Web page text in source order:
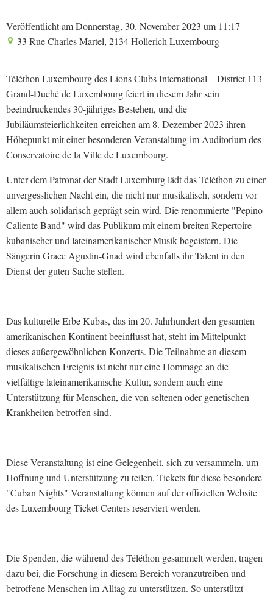
Veröffentlicht am Donnerstag, 30. November 2023 um 11:17
33 Rue Charles Martel, 2134 Hollerich Luxembourg
Téléthon Luxembourg des Lions Clubs International – District 113
Grand-Duché de Luxembourg feiert in diesem Jahr sein
beeindruckendes 30-jähriges Bestehen, und die
Jubiläumsfeierlichkeiten erreichen am 8. Dezember 2023 ihren
Höhepunkt mit einer besonderen Veranstaltung im Auditorium des
Conservatoire de la Ville de Luxembourg.
Unter dem Patronat der Stadt Luxemburg lädt das Téléthon zu einer
unvergesslichen Nacht ein, die nicht nur musikalisch, sondern vor
allem auch solidarisch geprägt sein wird. Die renommierte "Pepino
Caliente Band" wird das Publikum mit einem breiten Repertoire
kubanischer und lateinamerikanischer Musik begeistern. Die
Sängerin Grace Agustin-Gnad wird ebenfalls ihr Talent in den
Dienst der guten Sache stellen.
Das kulturelle Erbe Kubas, das im 20. Jahrhundert den gesamten
amerikanischen Kontinent beeinflusst hat, steht im Mittelpunkt
dieses außergewöhnlichen Konzerts. Die Teilnahme an diesem
musikalischen Ereignis ist nicht nur eine Hommage an die
vielfältige lateinamerikanische Kultur, sondern auch eine
Unterstützung für Menschen, die von seltenen oder genetischen
Krankheiten betroffen sind.
Diese Veranstaltung ist eine Gelegenheit, sich zu versammeln, um
Hoffnung und Unterstützung zu teilen. Tickets für diese besondere
"Cuban Nights" Veranstaltung können auf der offiziellen Website
des Luxembourg Ticket Centers reserviert werden.
Die Spenden, die während des Téléthon gesammelt werden, tragen
dazu bei, die Forschung in diesem Bereich voranzutreiben und
betroffene Menschen im Alltag zu unterstützen. So unterstützt